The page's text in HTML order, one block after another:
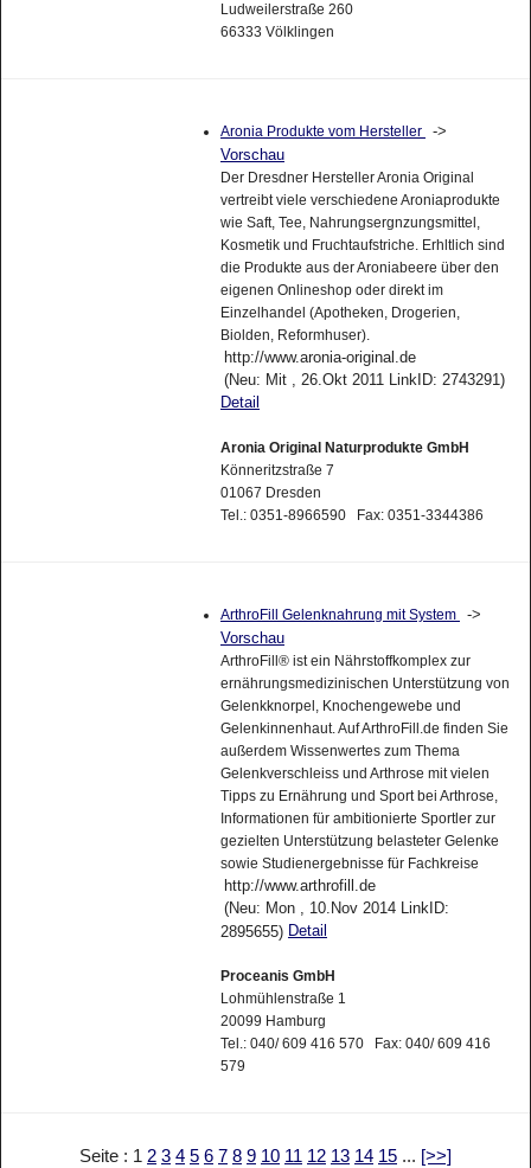
Ludweilerstraße 260
66333 Völklingen
Aronia Produkte vom Hersteller
->
Vorschau
Der Dresdner Hersteller Aronia Original
vertreibt viele verschiedene Aroniaprodukte
wie Saft, Tee, Nahrungsergnzungsmittel,
Kosmetik und Fruchtaufstriche. Erhltlich sind
die Produkte aus der Aroniabeere über den
eigenen Onlineshop oder direkt im
Einzelhandel (Apotheken, Drogerien,
Biolden, Reformhuser).
http://www.aronia-original.de
(Neu: Mit , 26.Okt 2011 LinkID: 2743291)
Detail
Aronia Original Naturprodukte GmbH
Könneritzstraße 7
01067 Dresden
Tel.: 0351-8966590 Fax: 0351-3344386
ArthroFill Gelenknahrung mit System
->
Vorschau
ArthroFill® ist ein Nährstoffkomplex zur
ernährungsmedizinischen Unterstützung von
Gelenkknorpel, Knochengewebe und
Gelenkinnenhaut. Auf ArthroFill.de finden Sie
außerdem Wissenwertes zum Thema
Gelenkverschleiss und Arthrose mit vielen
Tipps zu Ernährung und Sport bei Arthrose,
Informationen für ambitionierte Sportler zur
gezielten Unterstützung belasteter Gelenke
sowie Studienergebnisse für Fachkreise
http://www.arthrofill.de
(Neu: Mon , 10.Nov 2014 LinkID:
2895655) Detail
Proceanis GmbH
Lohmühlenstraße 1
20099 Hamburg
Tel.: 040/ 609 416 570 Fax: 040/ 609 416
579
Seite : 1 2 3 4 5 6 7 8 9 10 11 12 13 14 15 ... [>>]